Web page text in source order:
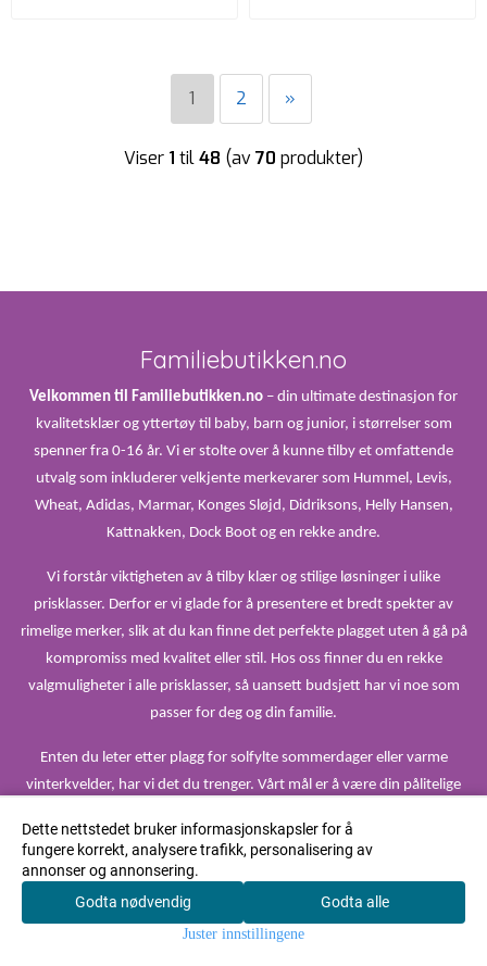
Søk
1 2 »
Viser 1 til48 (av70 produkter)
Familiebutikken.no
Velkommen til Familiebutikken.no – din ultimate destinasjon for
kvalitetsklær og yttertøy til baby, barn og junior, i størrelser som
spenner fra 0-16 år. Vi er stolte over å kunne tilby et omfattende
utvalg som inkluderer velkjente merkevarer som Hummel, Levis,
Wheat, Adidas, Marmar, Konges Sløjd, Didriksons, Helly Hansen,
Kattnakken, Dock Boot og en rekke andre.
Vi forstår viktigheten av å tilby klær og stilige løsninger i ulike
prisklasser. Derfor er vi glade for å presentere et bredt spekter av
rimelige merker, slik at du kan finne det perfekte plagget uten å gå på
kompromiss med kvalitet eller stil. Hos oss finner du en rekke
valgmuligheter i alle prisklasser, så uansett budsjett har vi noe som
passer for deg og din familie.
Enten du leter etter plagg for solfylte sommerdager eller varme
vinterkvelder, har vi det du trenger. Vårt mål er å være din pålitelige
Familiebutikken skiller seg ut som en uavhengig aktør utenfor
kjedetilknytning, noe som gir oss friheten til å skape unike og
spennende kombinasjoner av produkter og merker som du ikke
finner overalt. Vår dedikasjon til kvalitet og mangfold gjenspeiles i
Dette nettstedet bruker informasjonskapsler for å
fungere korrekt, analysere trafikk, personalisering av
annonser og annonsering.
Godta nødvendig
Godta alle
Juster innstillingene